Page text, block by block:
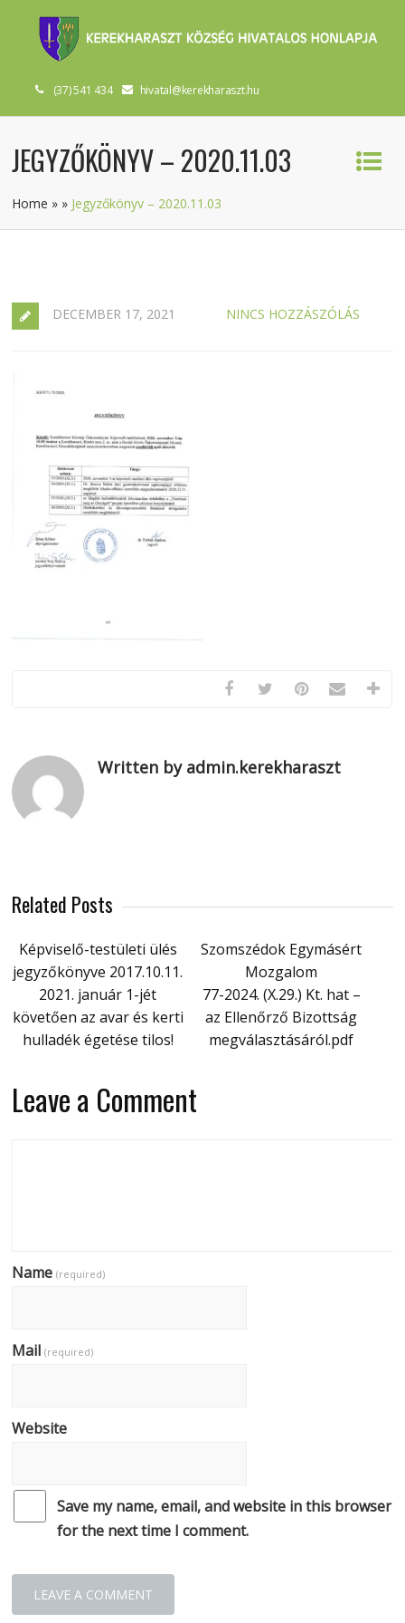
(37) 541 434 hivatal@kerekharaszt.hu
JEGYZŐKÖNYV – 2020.11.03
Home » » Jegyzőkönyv – 2020.11.03
DECEMBER 17, 2021 NINCS HOZZÁSZÓLÁS
Written by admin.kerekharaszt
Related Posts
Képviselő-testületi ülés
jegyzőkönyve 2017.10.11.
Szomszédok Egymásért
Mozgalom
2021. január 1-jét
követően az avar és kerti
hulladék égetése tilos!
77-2024. (X.29.) Kt. hat –
az Ellenőrző Bizottság
megválasztásáról.pdf
Leave a Comment
Name(required)
Mail(required)
Website
Save my name, email, and website in this browser
for the next time I comment.